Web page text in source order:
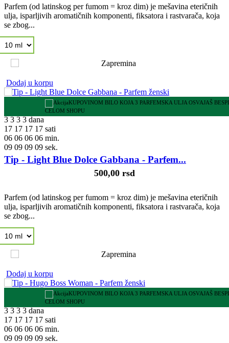
Parfem (od latinskog per fumom = kroz dim) je mešavina eteričnih
ulja, isparljivih aromatičnih komponenti, fiksatora i rastvarača, koja
se zbog...
Dodaj u korpu
KUPOVINOM BILO KOJA 3 PARFEMSKA ULJA OSVAJAŠ
CELOM SHOPU
3 3 3 3 dana
17 17 17 17 sati
06 06 06 06 min.
08 08 08 08 sek.
Tip - Light Blue Dolce Gabbana - Parfem...
500,00 rsd
Parfem (od latinskog per fumom = kroz dim) je mešavina eteričnih
ulja, isparljivih aromatičnih komponenti, fiksatora i rastvarača, koja
se zbog...
Dodaj u korpu
KUPOVINOM BILO KOJA 3 PARFEMSKA ULJA OSVAJAŠ
CELOM SHOPU
3 3 3 3 dana
17 17 17 17 sati
06 06 06 06 min.
08 08 08 08 sek.